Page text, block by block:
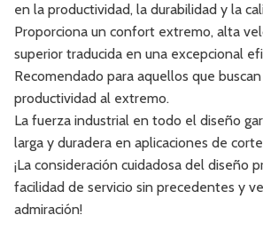
en la productividad, la durabilidad y la
Proporciona un confort extremo, alta
superior traducida en una excepcional
Recomendado para aquellos que
productividad al extremo.
La fuerza industrial en todo el diseño
larga y duradera en aplicaciones de
¡La consideración cuidadosa del diseño
facilidad de servicio sin precedentes y
admiración!